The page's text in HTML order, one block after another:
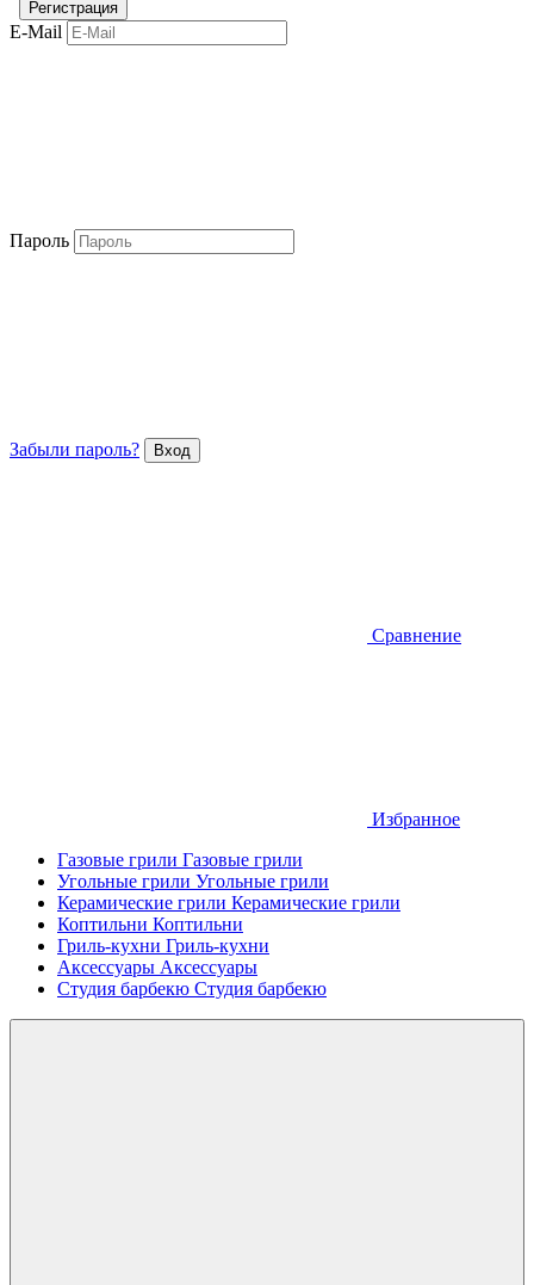
E-Mail
Пароль
Забыли пароль?
Сравнение
Избранное
Газовые грили Газовые грили
Угольные грили Угольные грили
Керамические грили Керамические грили
Коптильни Коптильни
Гриль-кухни Гриль-кухни
Аксессуары Аксессуары
Студия барбекю Студия барбекю